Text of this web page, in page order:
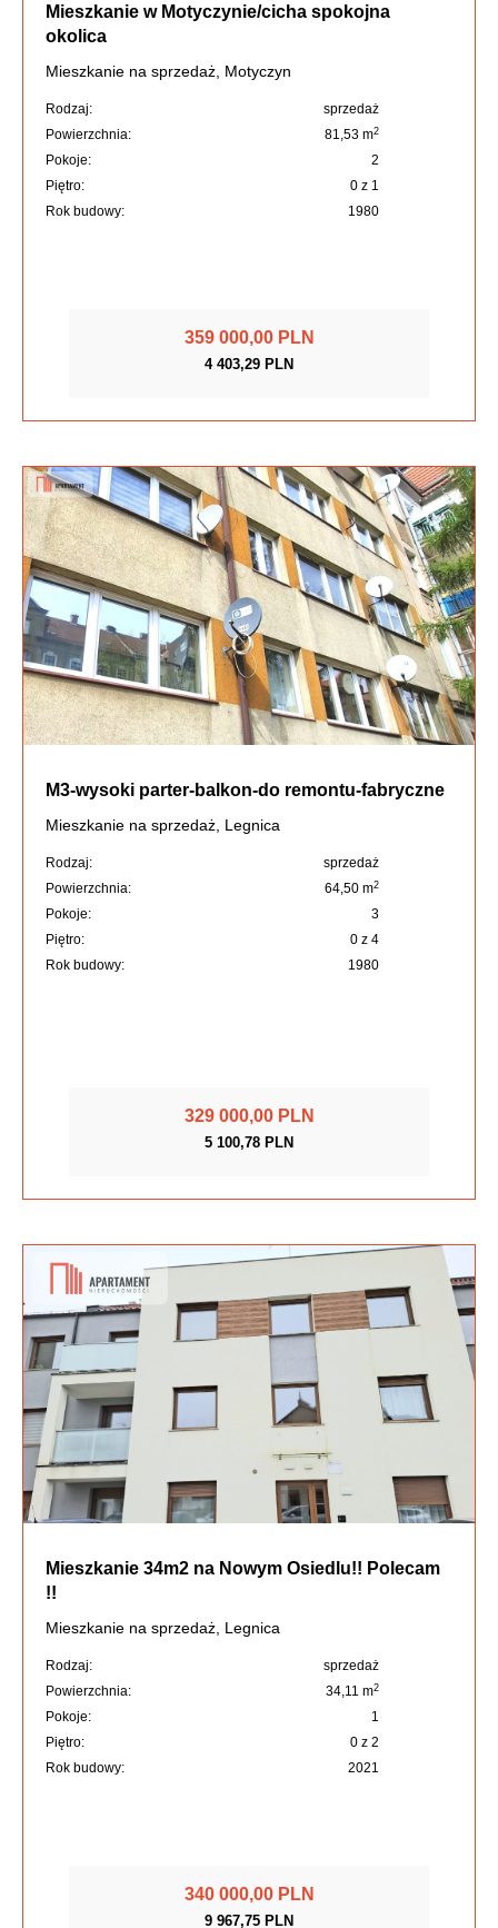
Mieszkanie w Motyczynie/cicha spokojna
okolica
Mieszkanie na sprzedaż, Motyczyn
Rodzaj:
sprzedaż
Powierzchnia:
81,53 m2
Pokoje:
2
Piętro:
0 z 1
Rok budowy:
1980
359 000,00 PLN
4 403,29 PLN
M3-wysoki parter-balkon-do remontu-fabryczne
Mieszkanie na sprzedaż, Legnica
Rodzaj:
sprzedaż
Powierzchnia:
64,50 m2
Pokoje:
3
Piętro:
0 z 4
Rok budowy:
1980
329 000,00 PLN
5 100,78 PLN
Mieszkanie 34m2 na Nowym Osiedlu!! Polecam
!!
Mieszkanie na sprzedaż, Legnica
Rodzaj:
sprzedaż
Powierzchnia:
34,11 m2
Pokoje:
1
Piętro:
0 z 2
Rok budowy:
2021
340 000,00 PLN
9 967,75 PLN